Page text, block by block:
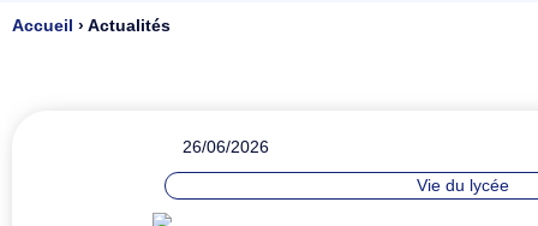
Accueil › Actualités
26/06/2026
Vie du lycée